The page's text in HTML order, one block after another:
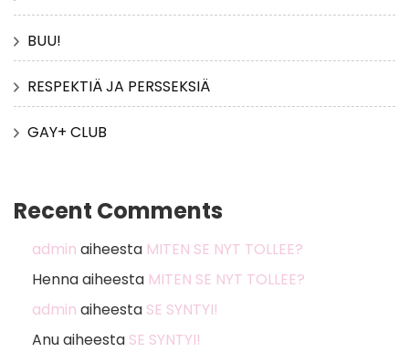
BUU!
RESPEKTIÄ JA PERSSEKSIÄ
GAY+ CLUB
Recent Comments
admin aiheesta MITEN SE NYT TOLLEE?
Hennaaiheesta MITEN SE NYT TOLLEE?
admin aiheesta SE SYNTYI!
Anuaiheesta SE SYNTYI!